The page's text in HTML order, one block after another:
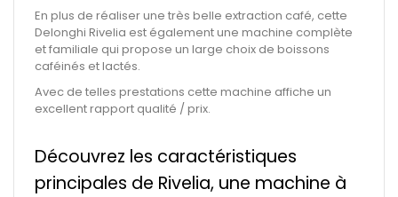
En plus de réaliser une très belle extraction café, cette
Delonghi Rivelia est également une machine complète
et familiale qui propose un large choix de boissons
caféinés et lactés.
Avec de telles prestations cette machine affiche un
excellent rapport qualité / prix.
Découvrez les caractéristiques
principales de Rivelia, une machine à